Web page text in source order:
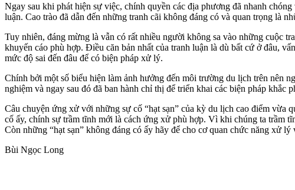
Ngay sau khi phát hiện sự việc, chính quyền các địa phương đã nhanh
luận. Cao trào đã dẫn đến những tranh cãi không đáng có và quan trọng là
Tuy nhiên, đáng mừng là vẫn có rất nhiều người không sa vào những cuộc
khuyến cáo phù hợp. Điều căn bản nhất của tranh luận là dù bất cứ ở đâu,
mức độ sai đến đâu để có biện pháp xử lý.
Chính bởi một số biểu hiện làm ảnh hưởng đến môi trường du lịch trên nên
nghiệm và ngay sau đó đã ban hành chỉ thị để triển khai các biện pháp khắc
Câu chuyện ứng xử với những sự cố “hạt sạn” của kỳ du lịch cao điểm
cố ấy, chính sự trầm tĩnh mới là cách ứng xử phù hợp. Vì khi chúng ta trầm
Còn những “hạt sạn” không đáng có ấy hãy để cho cơ quan chức năng xử
Bùi Ngọc Long